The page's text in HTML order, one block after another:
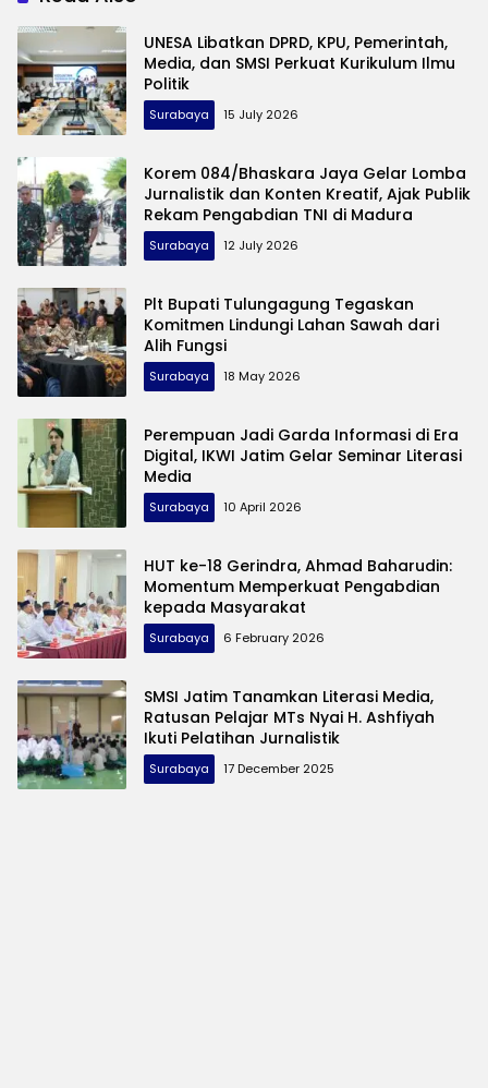
UNESA Libatkan DPRD, KPU, Pemerintah,
Media, dan SMSI Perkuat Kurikulum Ilmu
Politik
Surabaya 15 July 2026
Korem 084/Bhaskara Jaya Gelar Lomba
Jurnalistik dan Konten Kreatif, Ajak Publik
Rekam Pengabdian TNI di Madura
Surabaya 12 July 2026
Plt Bupati Tulungagung Tegaskan
Komitmen Lindungi Lahan Sawah dari
Alih Fungsi
Surabaya 18 May 2026
Perempuan Jadi Garda Informasi di Era
Digital, IKWI Jatim Gelar Seminar Literasi
Media
Surabaya 10 April 2026
HUT ke-18 Gerindra, Ahmad Baharudin:
Momentum Memperkuat Pengabdian
kepada Masyarakat
Surabaya 6 February 2026
SMSI Jatim Tanamkan Literasi Media,
Ratusan Pelajar MTs Nyai H. Ashfiyah
Ikuti Pelatihan Jurnalistik
Surabaya 17 December 2025